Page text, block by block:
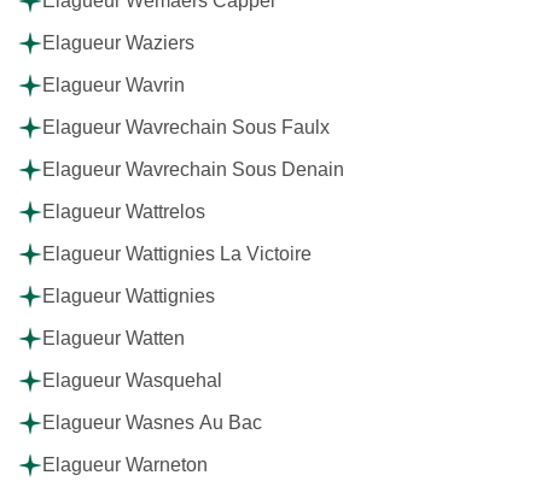
Elagueur Waziers
Elagueur Wavrin
Elagueur Wavrechain Sous Faulx
Elagueur Wavrechain Sous Denain
Elagueur Wattrelos
Elagueur Wattignies La Victoire
Elagueur Wattignies
Elagueur Watten
Elagueur Wasquehal
Elagueur Wasnes Au Bac
Elagueur Warneton